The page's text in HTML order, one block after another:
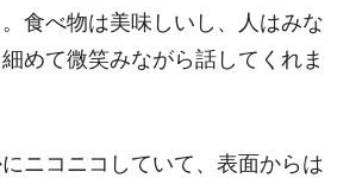
食べ物は美味しいし、人はみな
めて微笑みながら話してくれま
ニコニコしていて、表面からは